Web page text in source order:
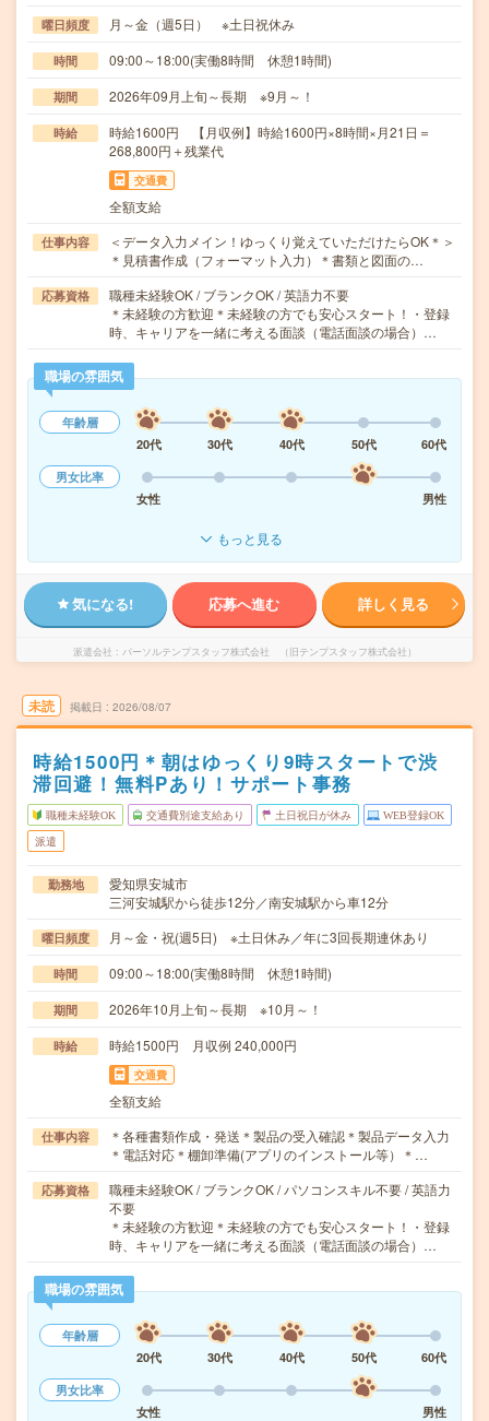
曜日頻度 月～金（週5日） ※土日祝休み
時間 09:00～18:00(実働8時間 休憩1時間)
期間 2026年09月上旬～長期 ※9月～！
時給
時給1600円 【月収例】時給1600円×8時間×月21日＝
268,800円＋残業代
交通費
全額支給
仕事内容
＜データ入力メイン！ゆっくり覚えていただけたらOK＊＞
＊見積書作成（フォーマット入力）＊書類と図面の…
応募資格
職種未経験OK / ブランクOK / 英語力不要
＊未経験の方歓迎＊未経験の方でも安心スタート！・登録
時、キャリアを一緒に考える面談（電話面談の場合）…
職場の雰囲気
年齢層
20代
30代 40代 50代
60代
男女比率
女性
男性
もっと見る
気になる! 応募へ進む 詳しく見る
派遣会社 パーソルテンプスタッフ株式会社 （旧テンプスタッフ株式会社）
未読 掲載日 2026/08/07
時給1500円＊朝はゆっくり9時スタートで渋
滞回避！無料Pあり！サポート事務
職種未経験OK 交通費別途支給あり 土日祝日が休み WEB登録OK
派遣
勤務地
愛知県安城市
三河安城駅から徒歩12分／南安城駅から車12分
曜日頻度 月～金・祝(週5日) ※土日休み／年に3回長期連休あり
時間 09:00～18:00(実働8時間 休憩1時間)
期間 2026年10月上旬～長期 ※10月～！
時給 時給1500円 月収例 240,000円
交通費
全額支給
仕事内容
＊各種書類作成・発送＊製品の受入確認＊製品データ入力
＊電話対応＊棚卸準備(アプリのインストール等）＊…
応募資格
職種未経験OK / ブランクOK / パソコンスキル不要 / 英語力
不要
＊未経験の方歓迎＊未経験の方でも安心スタート！・登録
時、キャリアを一緒に考える面談（電話面談の場合）…
職場の雰囲気
年齢層
20代
30代 40代 50代
60代
男女比率
女性
男性